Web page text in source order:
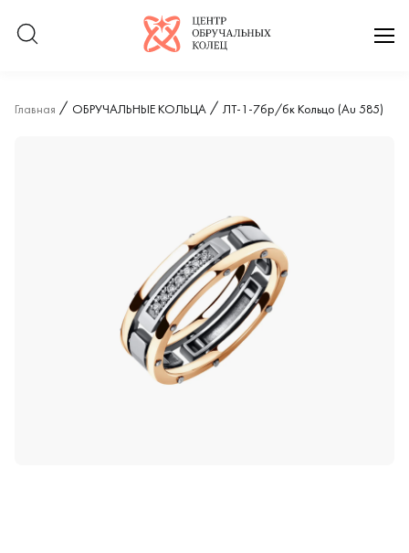
Логотип компании
Главная ОБРУЧАЛЬНЫЕ КОЛЬЦА ЛТ-1-7бр/бк Кольцо (Au 585)